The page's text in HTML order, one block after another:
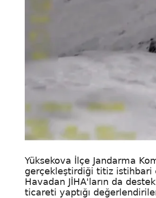
Yüksekova İlçe Jandarma
gerçekleştirdiği titiz istihbari
Havadan JİHA'ların da
ticareti yaptığı